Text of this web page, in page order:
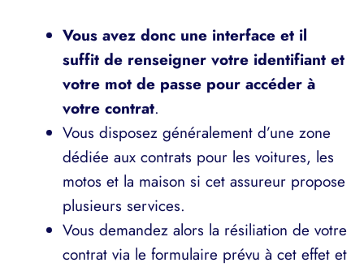
Vous avez donc une interface et il
suffit de renseigner votre identifiant et
votre mot de passe pour accéder à
votre contrat.
Vous disposez généralement d’une zone
dédiée aux contrats pour les voitures, les
motos et la maison si cet assureur propose
plusieurs services.
Vous demandez alors la résiliation de votre
contrat via le formulaire prévu à cet effet et